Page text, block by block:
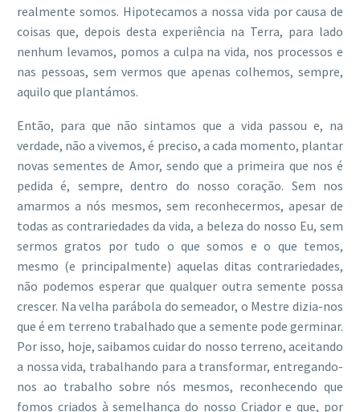
realmente somos. Hipotecamos a nossa vida por causa de
coisas que, depois desta experiência na Terra, para lado
nenhum levamos, pomos a culpa na vida, nos processos e
nas pessoas, sem vermos que apenas colhemos, sempre,
aquilo que plantámos.
Então, para que não sintamos que a vida passou e, na
verdade, não a vivemos, é preciso, a cada momento, plantar
novas sementes de Amor, sendo que a primeira que nos é
pedida é, sempre, dentro do nosso coração. Sem nos
amarmos a nós mesmos, sem reconhecermos, apesar de
todas as contrariedades da vida, a beleza do nosso Eu, sem
sermos gratos por tudo o que somos e o que temos,
mesmo (e principalmente) aquelas ditas contrariedades,
não podemos esperar que qualquer outra semente possa
crescer. Na velha parábola do semeador, o Mestre dizia-nos
que é em terreno trabalhado que a semente pode germinar.
Por isso, hoje, saibamos cuidar do nosso terreno, aceitando
a nossa vida, trabalhando para a transformar, entregando-
nos ao trabalho sobre nós mesmos, reconhecendo que
fomos criados à semelhança do nosso Criador e que, por